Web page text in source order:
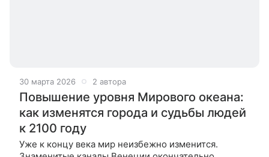
30 марта 2026 2 автора
Повышение уровня Мирового океана:
как изменятся города и судьбы людей
к 2100 году
Уже к концу века мир неизбежно изменится.